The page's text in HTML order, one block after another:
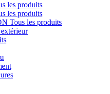
les produits
les produits
Tous les produits